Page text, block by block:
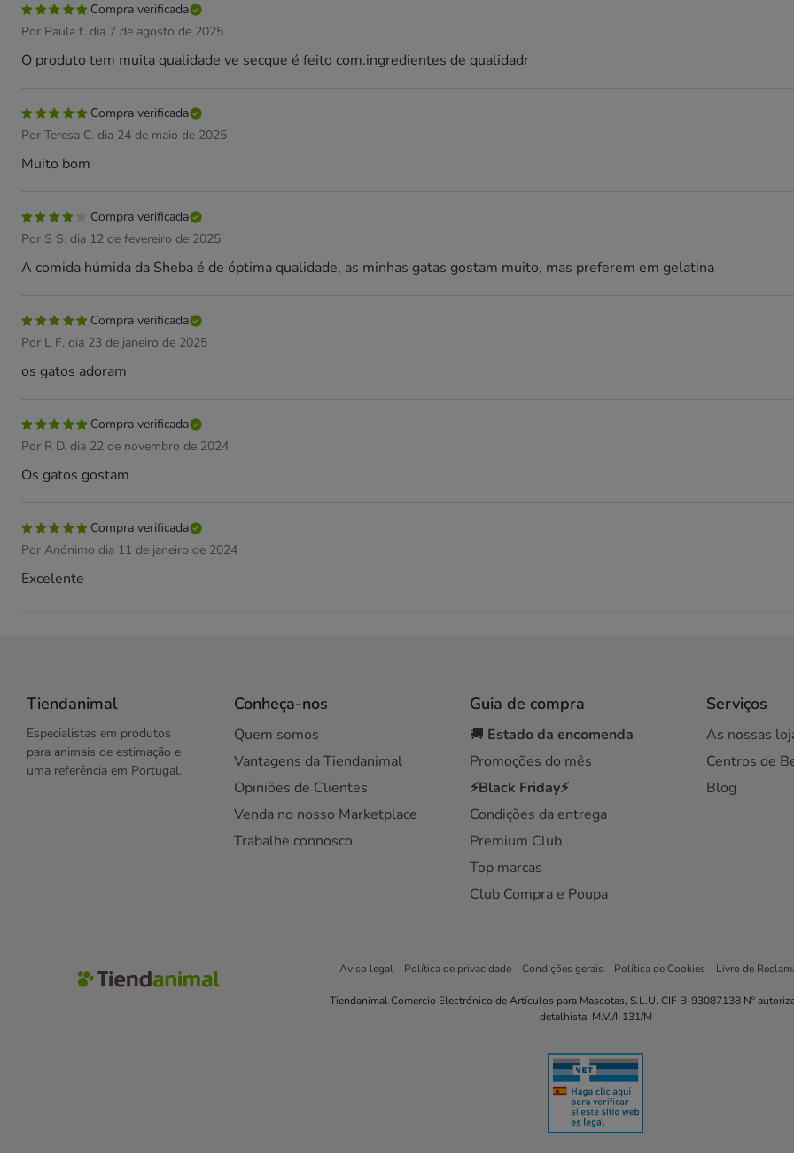
Compra verificada
Por Paula f. dia 7 de agosto de 2025
O produto tem muita qualidade ve secque é feito com.ingredientes de qualidadr
Compra verificada
Por Teresa C. dia 24 de maio de 2025
Muito bom
Compra verificada
Por S S. dia 12 de fevereiro de 2025
A comida húmida da Sheba é de óptima qualidade, as minhas gatas gostam muito, mas preferem em gelatina
Compra verificada
Por L F. dia 23 de janeiro de 2025
os gatos adoram
Compra verificada
Por R D. dia 22 de novembro de 2024
Os gatos gostam
Compra verificada
Por Anónimo dia 11 de janeiro de 2024
Excelente
Tiendanimal
Especialistas em produtos
para animais de estimação e
uma referência em Portugal.
Conheça-nos
Quem somos
Vantagens da Tiendanimal
Opiniões de Clientes
Venda no nosso Marketplace
Trabalhe connosco
Guia de compra
🚚 Estado da encomenda
Promoções do mês
⚡Black Friday⚡
Condições da entrega
Premium Club
Top marcas
Club Compra e Poupa
Serviços
As nossas
Centros de
Blog
Aviso legal Política de privacidade Condições gerais Política de Cookies Livro de
Tiendanimal Comercio Electrónico de Artículos para Mascotas, S.L.U. CIF B-93087138 Nº
detalhista: M.V./I-131/M